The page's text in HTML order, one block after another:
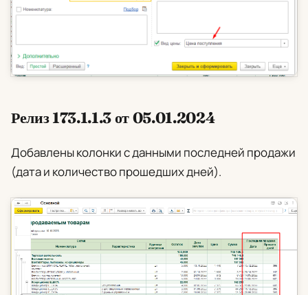
Релиз 173.1.1.3 от 05.01.2024
Добавлены колонки с данными последней продажи
(дата и количество прошедших дней).